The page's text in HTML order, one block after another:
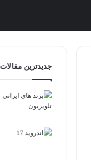
جدیدترین مقالات